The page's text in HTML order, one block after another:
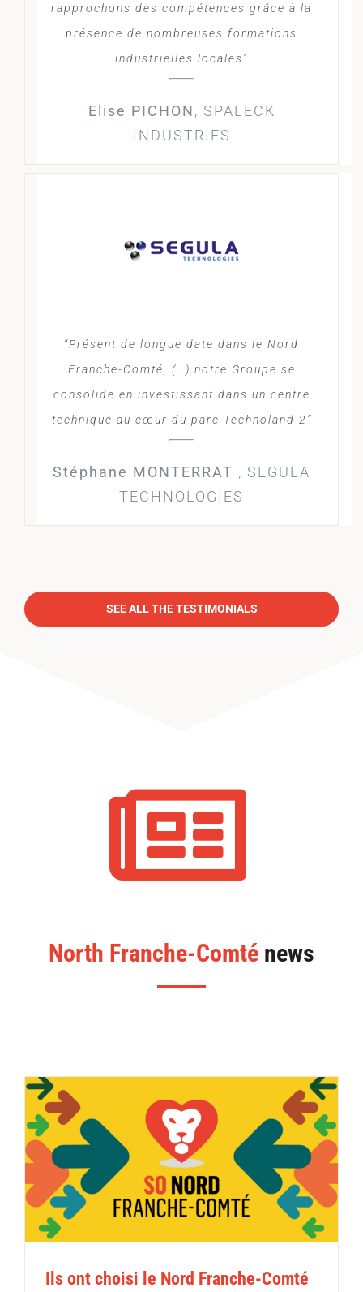
rapprochons des compétences grâce à la
présence de nombreuses formations
industrielles locales”
Elise PICHON, SPALECK
INDUSTRIES
“Présent de longue date dans le Nord
Franche-Comté, (…) notre Groupe se
consolide en investissant dans un centre
technique au cœur du parc Technoland 2”
Stéphane MONTERRAT , SEGULA
TECHNOLOGIES
SEE ALL THE TESTIMONIALS
North Franche-Comté news
Ils ont choisi le Nord Franche-Comté